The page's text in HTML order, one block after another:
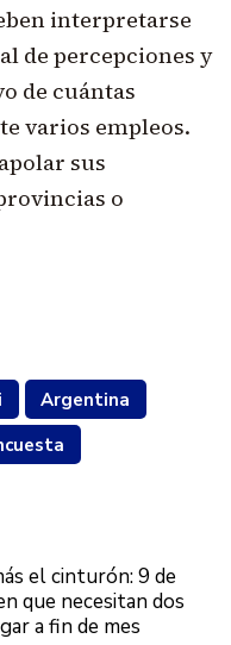
interpretarse
de percepciones y
de cuántas
varios empleos.
sus
o
Argentina
el cinturón: 9 de
que necesitan dos
a fin de mes